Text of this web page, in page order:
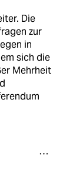
Die
zur
in
sich die
Mehrheit